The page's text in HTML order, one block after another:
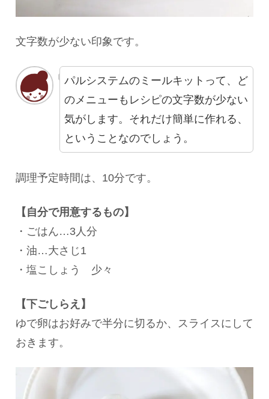
文字数が少ない印象です。
パルシステムのミールキットって、ど
のメニューもレシピの文字数が少ない
気がします。それだけ簡単に作れる、
ということなのでしょう。
調理予定時間は、10分です。
【自分で用意するもの】
・ごはん…3人分
・油…大さじ1
・塩こしょう 少々
【下ごしらえ】
ゆで卵はお好みで半分に切るか、スライスにして
おきます。